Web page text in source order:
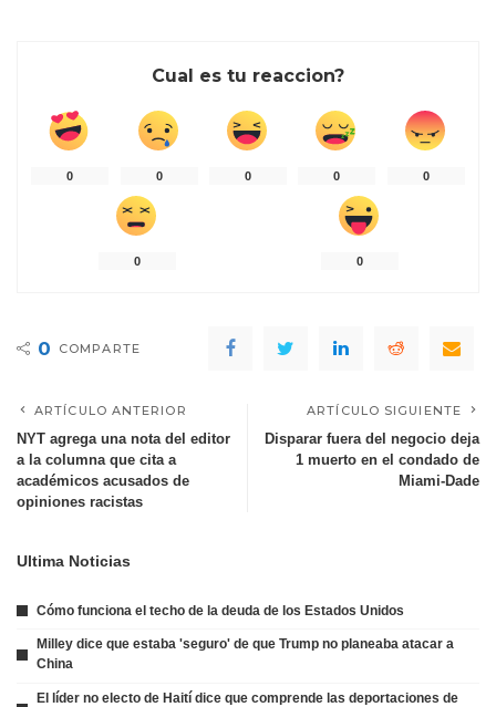
Cual es tu reaccion?
0 0 0 0 0
0 0
0 COMPARTE
ARTÍCULO ANTERIOR
NYT agrega una nota del editor
a la columna que cita a
académicos acusados de
opiniones racistas
ARTÍCULO SIGUIENTE
Disparar fuera del negocio deja
1 muerto en el condado de
Miami-Dade
Ultima Noticias
Cómo funciona el techo de la deuda de los Estados Unidos
Milley dice que estaba 'seguro' de que Trump no planeaba atacar a
China
El líder no electo de Haití dice que comprende las deportaciones de